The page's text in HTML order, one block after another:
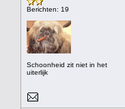
Berichten: 19
Schoonheid zit niet in het
uiterlijk